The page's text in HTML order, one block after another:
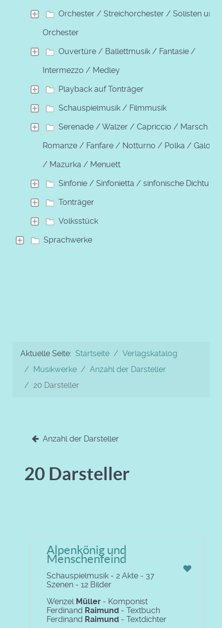
Orchester / Streichorchester / Solisten und
Orchester
Ouvertüre / Ballettmusik / Fantasie /
Intermezzo / Medley
Playback auf Tonträger
Schauspielmusik / Filmmusik
Serenade / Walzer / Capriccio / Marsch /
Romanze / Fanfare / Notturno / Polka / Galopp
/ Mazurka / Menuett
Sinfonie / Sinfonietta / sinfonische Dichtung
Tonträger
Volksstück
Sprachwerke
Aktuelle Seite: Startseite
Verlagskatalog
Musikwerke
Anzahl der Darsteller
20 Darsteller
Anzahl der Darsteller
20 Darsteller
Alpenkönig und
Menschenfeind
Schauspielmusik - 2 Akte - 37
Szenen - 12 Bilder
Wenzel Müller - Komponist
Ferdinand Raimund - Textbuch
Ferdinand Raimund - Textdichter